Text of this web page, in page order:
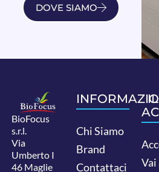
DOVE SIAMO
BioFocus
s.r.l.
Via
Umberto I
46 Maglie
Chi Siamo
Brand
Contattaci
Vai